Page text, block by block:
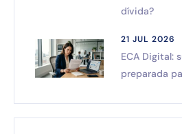
dívida?
21 JUL 2026
ECA Digital:
preparada